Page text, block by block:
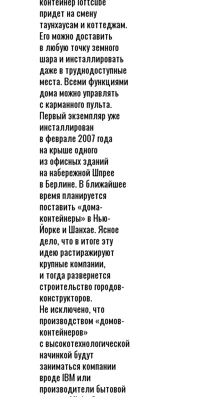
придет на смену
таунхаусам и коттеджам.
Его можно доставить
в любую точку земного
шара и инсталлировать
даже в труднодоступные
места. Всеми функциями
дома можно управлять
с карманного пульта.
Первый экземпляр уже
инсталлирован
в феврале 2007 года
на крыше одного
из офисных зданий
на набережной Шпрее
в Берлине. В ближайшее
время планируется
поставить «дома-
контейнеры» в Нью-
Йорке и Шанхае. Ясное
дело, что в итоге эту
идею растиражируют
крупные компании,
и тогда развернется
строительство городов-
конструкторов.
Не исключено, что
производством «домов-
контейнеров»
с высокотехнологической
начинкой будут
заниматься компании
вроде IBM или
производители бытовой